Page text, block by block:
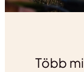
Több